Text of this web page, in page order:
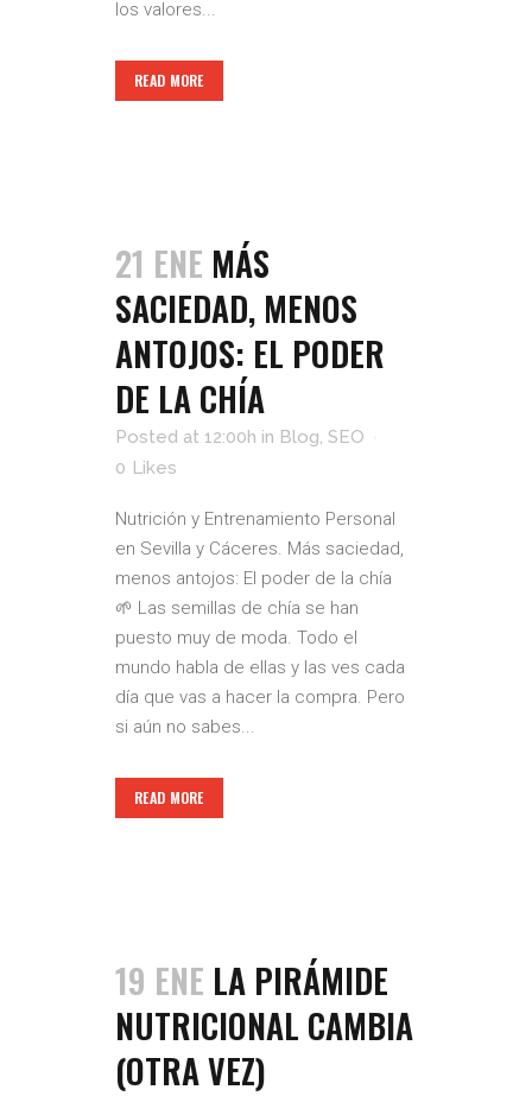
los valores...
READ MORE
21 ENE MÁS
SACIEDAD, MENOS
ANTOJOS: EL PODER
DE LA CHÍA
Posted at 12:00h in Blog, SEO
0 Likes
Nutrición y Entrenamiento Personal
en Sevilla y Cáceres. Más saciedad,
menos antojos: El poder de la chía
🌱 Las semillas de chía se han
puesto muy de moda. Todo el
mundo habla de ellas y las ves cada
día que vas a hacer la compra. Pero
si aún no sabes...
READ MORE
19 ENE LA PIRÁMIDE
NUTRICIONAL CAMBIA
(OTRA VEZ)